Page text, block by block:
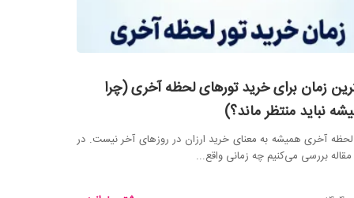
زمان برای خرید تورهای لحظه آخری (چرا
نباید منتظر ماند؟)
لحظه آخری همیشه به معنای خرید ارزان در روزهای آخر نیست. در
بررسی می‌کنیم چه زمانی واقع...